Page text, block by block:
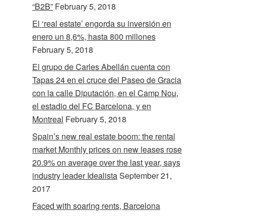
“B2B” February 5, 2018
El ‘real estate’ engorda su inversión en
enero un 8,6%, hasta 800 millones
February 5, 2018
El grupo de Carles Abellán cuenta con
Tapas 24 en el cruce del Paseo de Gracia
con la calle Diputación, en el Camp Nou,
el estadio del FC Barcelona, y en
Montreal February 5, 2018
Spain’s new real estate boom: the rental
market Monthly prices on new leases rose
20.9% on average over the last year, says
industry leader IdealistaSeptember 21,
2017
Faced with soaring rents, Barcelona